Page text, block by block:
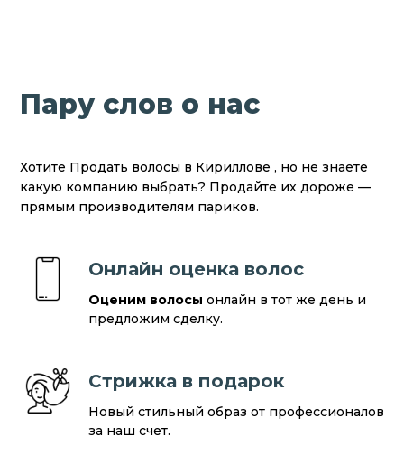
Пару слов о нас
Хотите Продать волосы в Кириллове , но не знаете
какую компанию выбрать? Продайте их дороже —
прямым производителям париков.
Онлайн оценка волос
Оценим волосы онлайн в тот же день и
предложим сделку.
Стрижка в подарок
Новый стильный образ от профессионалов
за наш счет.